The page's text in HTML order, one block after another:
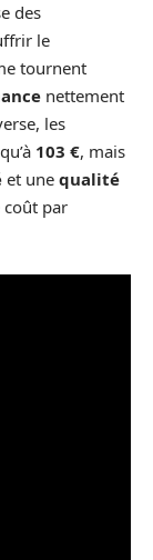
des
le
tournent
nettement
les
103 €, mais
et une qualité
coût par